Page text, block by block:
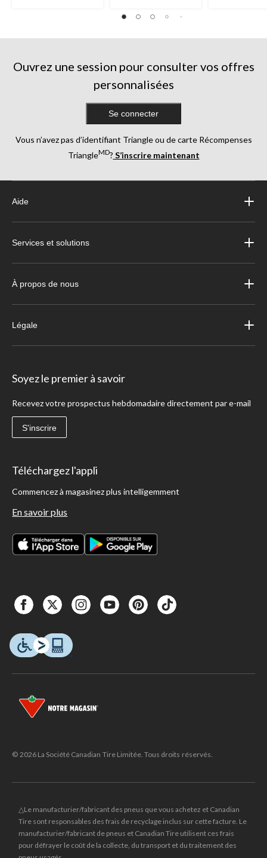
Ouvrez une session pour consulter vos offres
personnalisées
Se connecter
Vous n’avez pas d’identifiant Triangle ou de carte Récompenses
TriangleMD? S’inscrire maintenant
Aide
Services et solutions
À propos de nous
Légale
Soyez le premier à savoir
Recevez votre prospectus hebdomadaire directement par e-mail
S'inscrire
Téléchargez l'appli
Commencez à magasinez plus intelligemment
En savoir plus
© 2026 La Société Canadian Tire Limitée. Tous droits réservés.
△Le manufacturier/fabricant des pneus que vous achetez et Canadian
Tire sont responsables des frais de recyclage inclus sur cette facture. Le
manufacturier/fabricant de pneus et Canadian Tire utilisent ces frais
pour défrayer le coût de la collecte, du transport et du traitement des